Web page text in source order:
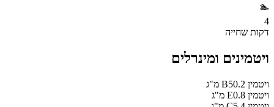
🏊
4
דקות שחייה
ויטמינים ומינרלים
ויטמין B5 0.2
מ"ג
ויטמין E 0.8
מ"ג